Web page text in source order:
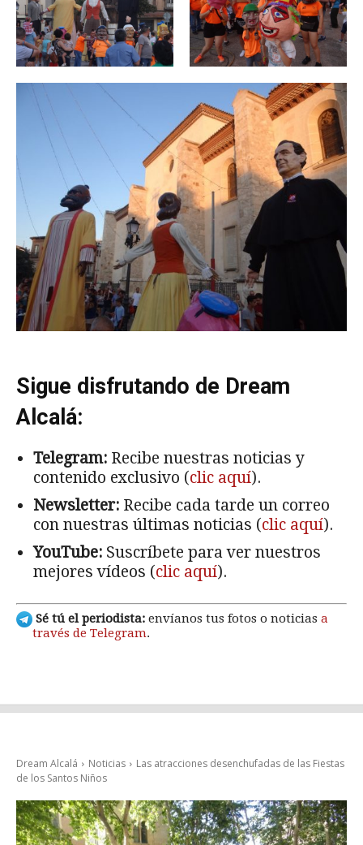
Sigue disfrutando de Dream
Alcalá:
Telegram: Recibe nuestras noticias y
contenido exclusivo (clic aquí).
Newsletter: Recibe cada tarde un correo
con nuestras últimas noticias (clic aquí).
YouTube: Suscríbete para ver nuestros
mejores vídeos (clic aquí).
Sé tú el periodista: envíanos tus fotos o noticias a
través de Telegram.